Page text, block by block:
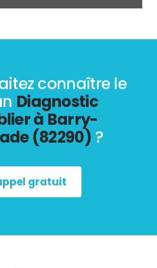
connaître le
Diagnostic
à Barry-
(82290) ?
gratuit